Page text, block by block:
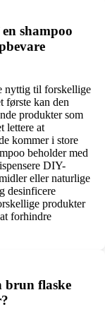
shampoo
nyttig til forskellige
første kan den
produkter som
lettere at
kommer i store
beholder med
DIY-
eller naturlige
desinficere
produkter
forhindre
brun flaske